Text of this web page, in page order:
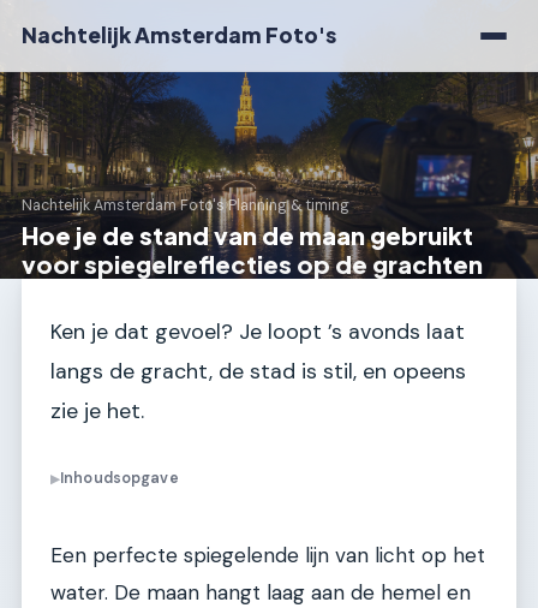
Nachtelijk Amsterdam Foto's
Nachtelijk Amsterdam Foto's›Planning & timing
Hoe je de stand van de maan gebruikt
voor spiegelreflecties op de grachten
Ken je dat gevoel? Je loopt ’s avonds laat
langs de gracht, de stad is stil, en opeens
zie je het.
▶Inhoudsopgave
Een perfecte spiegelende lijn van licht op het
water. De maan hangt laag aan de hemel en